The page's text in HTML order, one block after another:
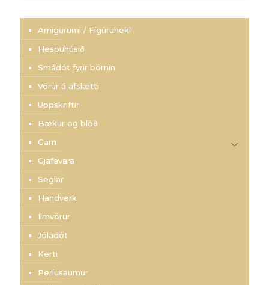
Amigurumi / Fígúruhekl
Hespuhúsið
Smádót fyrir börnin
Vörur á afslætti
Uppskriftir
Bækur og blöð
Garn
Gjafavara
Seglar
Handverk
Ilmvörur
Jóladót
Kerti
Perlusaumur